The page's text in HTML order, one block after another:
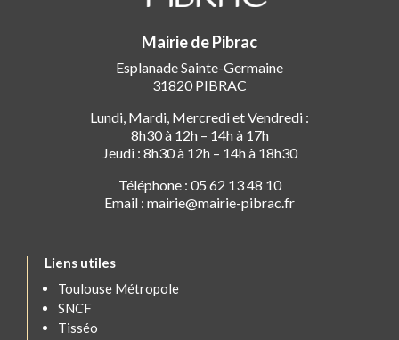
Mairie de Pibrac
Esplanade Sainte-Germaine
31820 PIBRAC
Lundi, Mardi, Mercredi et Vendredi :
8h30 à 12h – 14h à 17h
Jeudi : 8h30 à 12h – 14h à 18h30
Téléphone : 05 62 13 48 10
Email : mairie@mairie-pibrac.fr
Liens utiles
Toulouse Métropole
SNCF
Tisséo